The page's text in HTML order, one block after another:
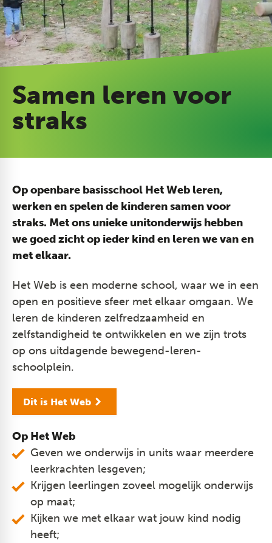
Samen leren voor
straks
Op openbare basisschool Het Web leren,
werken en spelen de kinderen samen voor
straks. Met ons unieke unitonderwijs hebben
we goed zicht op ieder kind en leren we van en
met elkaar.
Het Web is een moderne school, waar we in een
open en positieve sfeer met elkaar omgaan. We
leren de kinderen zelfredzaamheid en
zelfstandigheid te ontwikkelen en we zijn trots
op ons uitdagende bewegend-leren-
schoolplein.
Dit is Het Web
Op Het Web
Geven we onderwijs in units waar meerdere
leerkrachten lesgeven;
Krijgen leerlingen zoveel mogelijk onderwijs
op maat;
Kijken we met elkaar wat jouw kind nodig
heeft;